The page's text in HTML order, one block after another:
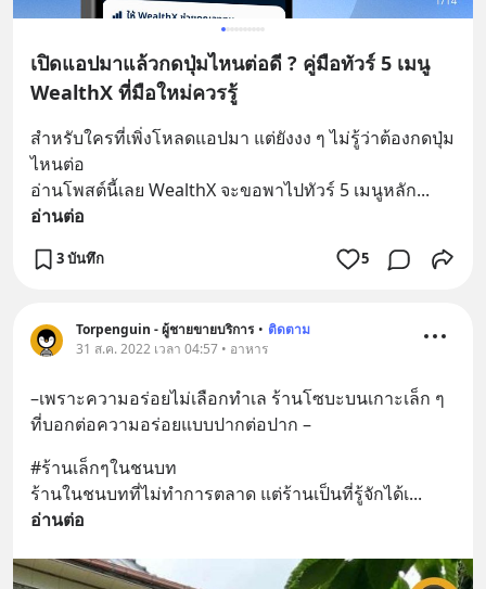
เปิดแอปมาแล้วกดปุ่มไหนต่อดี ? คู่มือทัวร์ 5 เมนู
WealthX ที่มือใหม่ควรรู้
สำหรับใครที่เพิ่งโหลดแอปมา แต่ยังงง ๆ ไม่รู้ว่าต้องกดปุ่ม
ไหนต่อ
อ่านโพสต์นี้เลย WealthX จะขอพาไปทัวร์ 5 เมนูหลัก
อ่านต่อ
3 บันทึก 5
Torpenguin - ผู้ชายขายบริการ • ติดตาม
31 ส.ค. 2022 เวลา 04:57 • อาหาร
–เพราะความอร่อยไม่เลือกทำเล ร้านโซบะบนเกาะเล็ก ๆ
ที่บอกต่อความอร่อยแบบปากต่อปาก –
#ร้านเล็กๆในชนบท
ร้านในชนบทที่ไม่ทำการตลาด แต่ร้านเป็นที่รู้จักได้เ
อ่านต่อ